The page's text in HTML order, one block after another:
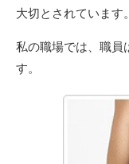
大切とされています。
私の職場では、職員
す。